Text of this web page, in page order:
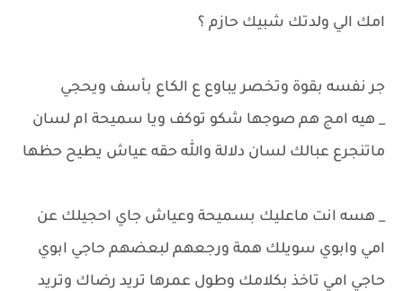
امك الي ولدتك شبيك حازم ؟
جر نفسه بقوة وتخصر يباوع ع الكاع بأسف ويحجي
_ هيه امج هم صوجها شكو توكف ويا سميحة ام لسان
ماتنجرع عبالك لسان دلالة والله حقه عياش يطيح حظها
_ هسه انت ماعليك بسميحة وعياش جاي احجيلك عن
امي وابوي سويلك همة ورجعهم لبعضهم حاجي ابوي
حاجي امي تاخذ بكلامك وطول عمرها تريد رضاك وتريد